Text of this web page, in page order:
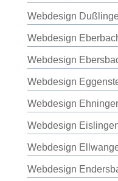
Webdesign
Webdesign
Webdesign
Webdesign
Webdesign
Webdesign
Webdesign
Webdesign